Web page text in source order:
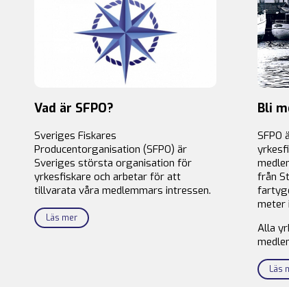
Vad är SFPO?
Sveriges Fiskares
Producentorganisation (SFPO) är
Sveriges största organisation för
yrkesfiskare och arbetar för att
tillvarata våra medlemmars intressen.
Läs mer
Bli
SFPO
från
meter
Alla
Läs